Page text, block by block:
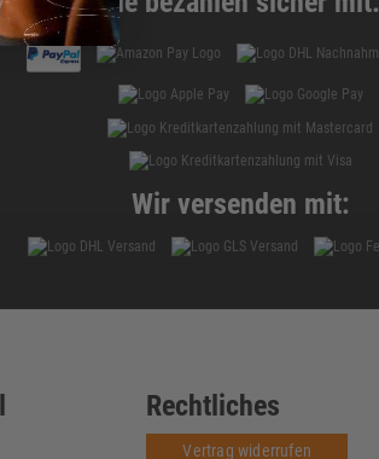
Wir versenden mit:
Rechtliches
Vertrag widerrufen